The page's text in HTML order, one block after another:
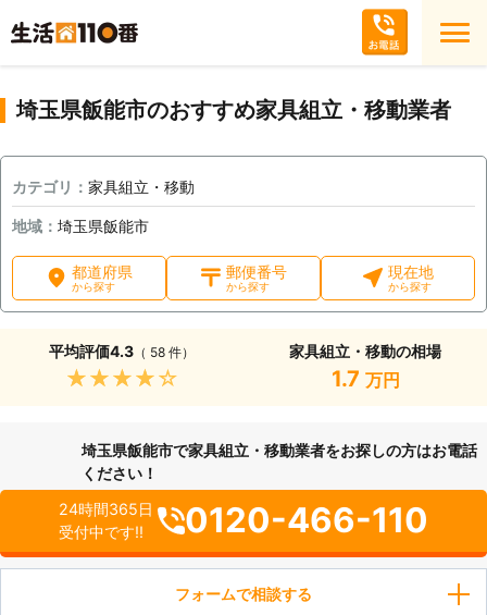
埼玉県飯能市のおすすめ家具組立・移動業者
カテゴリ： 家具組立・移動
地域： 埼玉県飯能市
都道府県
から探す
郵便番号
から探す
現在地
から探す
平均評価4.3 （ 58 件）
★★★★★
家具組立・移動の相場
1.7 万円
埼玉県飯能市で家具組立・移動業者をお探しの方はお電話
ください！
24時間365日
受付中です!!
0120-466-110
フォームで相談する